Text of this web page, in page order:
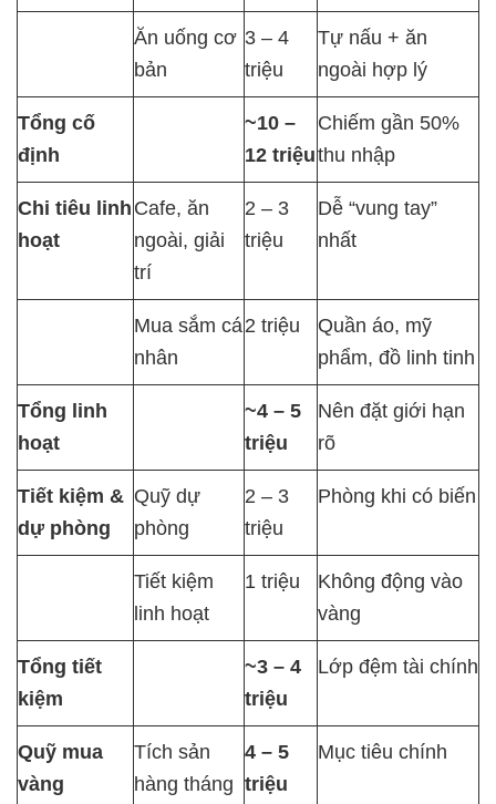
Ăn uống cơ
bản
3 – 4
triệu
Tự nấu + ăn
ngoài hợp lý
Tổng cố
định
~10 –
12 triệu
Chiếm gần 50%
thu nhập
Chi tiêu linh
hoạt
Cafe, ăn
ngoài, giải
trí
2 – 3
triệu
Dễ “vung tay”
nhất
Mua sắm cá
nhân
2 triệu
Quần áo, mỹ
phẩm, đồ linh tinh
Tổng linh
hoạt
~4 – 5
triệu
Nên đặt giới hạn
rõ
Tiết kiệm &
dự phòng
Quỹ dự
phòng
2 – 3
triệu
Phòng khi có biến
Tiết kiệm
linh hoạt
1 triệu
Không động vào
vàng
Tổng tiết
kiệm
~3 – 4
triệu
Lớp đệm tài chính
Quỹ mua
vàng
Tích sản
hàng tháng
4 – 5
triệu
Mục tiêu chính